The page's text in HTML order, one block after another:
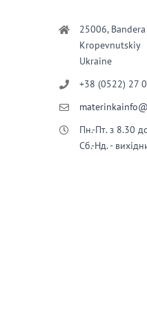
25006,
Kropevnutskiy
Ukraine
+38 (0522) 27
Пн.-Пт. з 8.30
Сб.-Нд. -